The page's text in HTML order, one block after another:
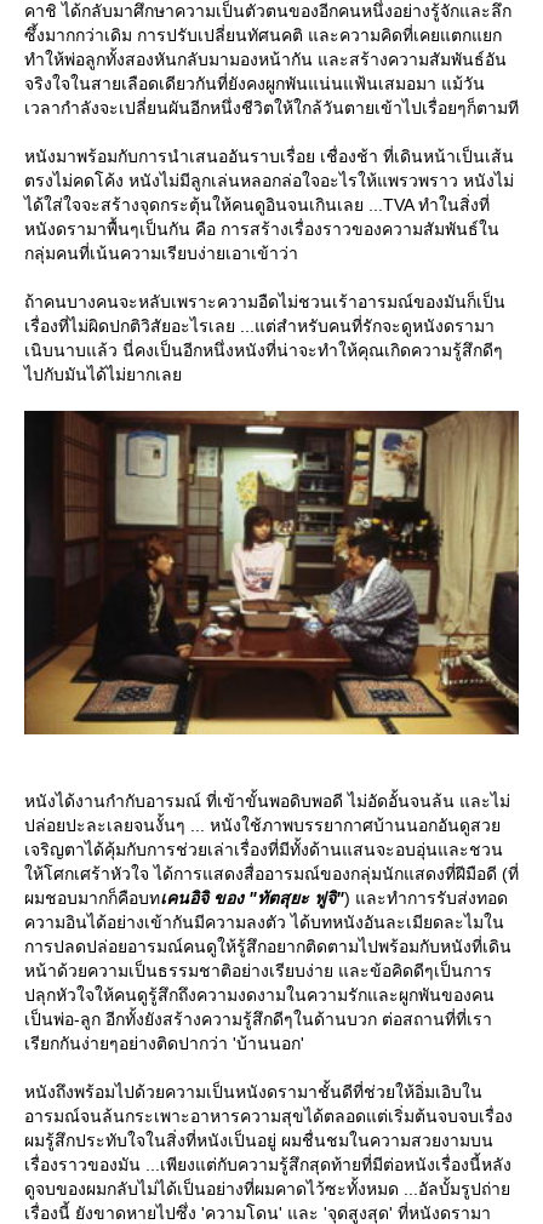
คาชิ ได้กลับมาศึกษาความเป็นตัวตนของอีกคนหนึ่งอย่างรู้จักและลึก
ซึ้งมากกว่าเดิม การปรับเปลี่ยนทัศนคติ และความคิดที่เคยแตกแยก
ทำให้พ่อลูกทั้งสองหันกลับมามองหน้ากัน และสร้างความสัมพันธ์อัน
จริงใจในสายเลือดเดียวกันที่ยังคงผูกพันแน่นแฟ้นเสมอมา แม้วัน
เวลากำลังจะเปลี่ยนผันอีกหนึ่งชีวิตให้ใกล้วันตายเข้าไปเรื่อยๆก็ตามที
หนังมาพร้อมกับการนำเสนออันราบเรื่อย เชื่องช้า ที่เดินหน้าเป็นเส้น
ตรงไม่คดโค้ง หนังไม่มีลูกเล่นหลอกล่อใจอะไรให้แพรวพราว หนังไม่
ได้ใส่ใจจะสร้างจุดกระตุ้นให้คนดูอินจนเกินเลย ...TVA ทำในสิ่งที่
หนังดรามาพื้นๆเป็นกัน คือ การสร้างเรื่องราวของความสัมพันธ์ใน
กลุ่มคนที่เน้นความเรียบง่ายเอาเข้าว่า
ถ้าคนบางคนจะหลับเพราะความอืดไม่ชวนเร้าอารมณ์ของมันก็เป็น
เรื่องที่ไม่ผิดปกติวิสัยอะไรเลย ...แต่สำหรับคนที่รักจะดูหนังดรามา
เนิบนาบแล้ว นี่คงเป็นอีกหนึ่งหนังที่น่าจะทำให้คุณเกิดความรู้สึกดีๆ
ไปกับมันได้ไม่ยากเล
หนังได้งานกำกับอารมณ์ ที่เข้าขั้นพอดิบพอดี ไม่อัดอั้นจนล้น และไม่
ปล่อยปะละเลยจนงั้นๆ ... หนังใช้ภาพบรรยากาศบ้านนอกอันดูสว
เจริญตาได้คุ้มกับการช่วยเล่าเรื่องที่มีทั้งด้านแสนจะอบอุ่นและชวน
ห้โศกเศร้าหัวใจ ได้การแสดงสื่ออารมณ์ของกลุ่มนักแสดงที่ฝีมือดี (ที่
ผมชอบมากก็คือบทเคนอิจิ ของ "ทัตสุยะ ฟูจิ") และทำการรับส่งทอด
ความอินได้อย่างเข้ากันมีความลงตัว ได้บทหนังอันละเมียดละไมใน
การปลดปล่อยอารมณ์คนดูให้รู้สึกอยากติดตามไปพร้อมกับหนังที่เดิน
หน้าด้วยความเป็นธรรมชาติอย่างเรียบง่าย และข้อคิดดีๆเป็นการ
ปลุกหัวใจให้คนดูรู้สึกถึงความงดงามในความรักและผูกพันของคน
เป็นพ่อ-ลูก อีกทั้งยังสร้างความรู้สึกดีๆในด้านบวก ต่อสถานที่ที่เรา
เรียกกันง่ายๆอย่างติดปากว่า 'บ้านนอก'
หนังถึงพร้อมไปด้วยความเป็นหนังดรามาชั้นดีที่ช่วยให้อิ่มเอิบใน
อารมณ์จนล้นกระเพาะอาหารความสุขได้ตลอดแต่เริ่มต้นจบจบเรื่อง
ผมรู้สึกประทับใจในสิ่งที่หนังเป็นอยู่ ผมชื่นชมในความสวยงามบน
เรื่องราวของมัน ...เพียงแต่กับความรู้สึกสุดท้ายที่มีต่อหนังเรื่องนี้หลัง
ดูจบของผมกลับไม่ได้เป็นอย่างที่ผมคาดไว้ซะทั้งหมด ...อัลบั้มรูปถ่า
เรื่องนี้ ยังขาดหายไปซึ่ง 'ความโดน' และ 'จุดสูงสุด' ที่หนังดรามา